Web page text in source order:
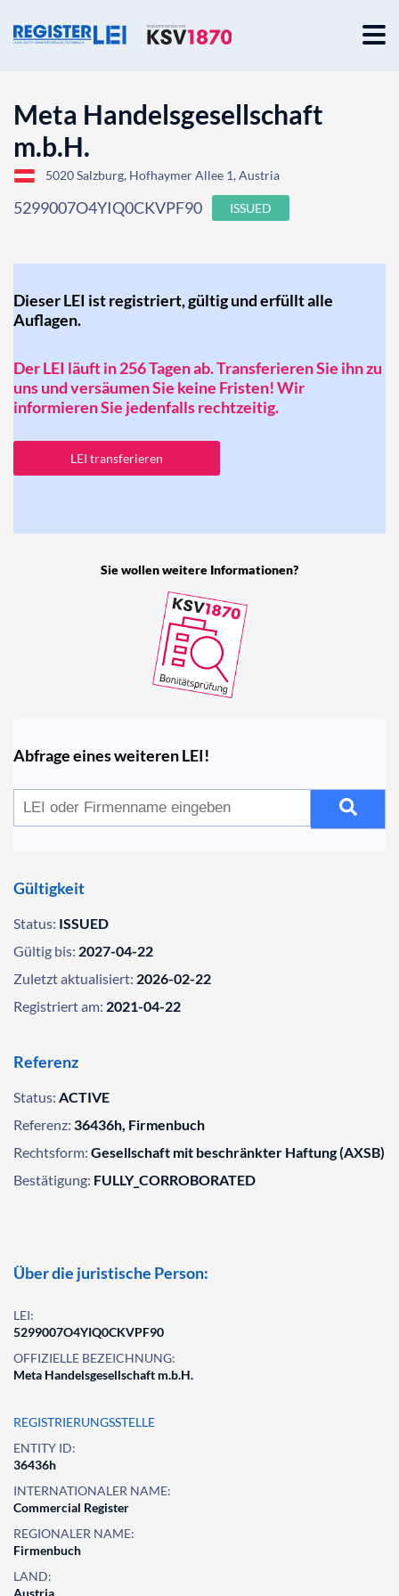
Meta Handelsgesellschaft
m.b.H.
5020 Salzburg, Hofhaymer Allee 1, Austria
5299007O4YIQ0CKVPF90 ISSUED
Dieser LEI ist registriert, gültig und erfüllt alle
Auflagen.
Der LEI läuft in 256 Tagen ab. Transferieren Sie ihn zu
uns und versäumen Sie keine Fristen! Wir
informieren Sie jedenfalls rechtzeitig.
LEI transferieren
Sie wollen weitere Informationen?
Abfrage eines weiteren LEI!
Gültigkeit
Status: ISSUED
Gültig bis: 2027-04-22
Zuletzt aktualisiert: 2026-02-22
Registriert am: 2021-04-22
Referenz
Status: ACTIVE
Referenz: 36436h, Firmenbuch
Rechtsform: Gesellschaft mit beschränkter Haftung (AXSB)
Bestätigung: FULLY_CORROBORATED
Über die juristische Person:
LEI:
5299007O4YIQ0CKVPF90
OFFIZIELLE BEZEICHNUNG:
Meta Handelsgesellschaft m.b.H.
REGISTRIERUNGSSTELLE
ENTITY ID:
36436h
INTERNATIONALER NAME:
Commercial Register
REGIONALER NAME:
Firmenbuch
LAND:
Austria